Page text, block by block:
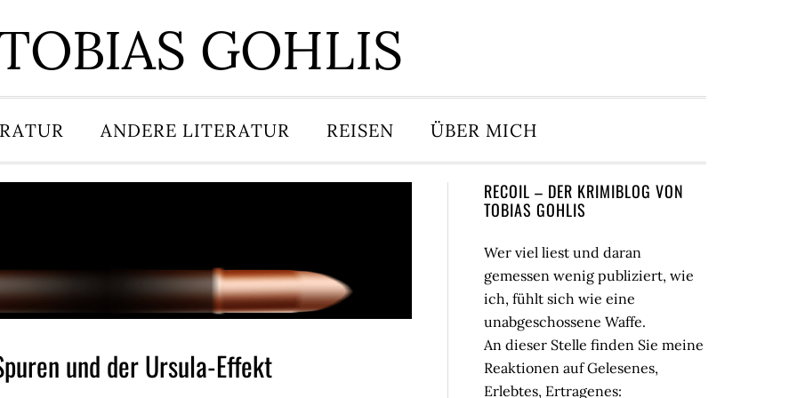
GOHLIS
ANDERE LITERATUR REISEN ÜBER MICH
und der Ursula-Effekt
Seitenspalte
RECOIL – DER KRIMIBLOG VON
TOBIAS GOHLIS
Wer viel liest und daran
gemessen wenig publiziert, wie
ich, fühlt sich wie eine
unabgeschossene Waffe.
An dieser Stelle finden Sie meine
Reaktionen auf Gelesenes,
Erlebtes, Ertragenes: